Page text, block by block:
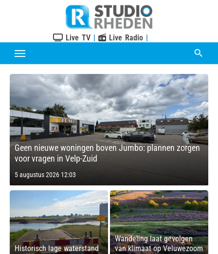
Live TV | Live Radio |
Geen nieuwe woningen boven Jumbo: plannen zorgen
voor vragen in Velp-Zuid
Posted
on
5 augustus 2026 12:03
Historisch lage waterstand
Wandeling laat gevolgen
van klimaat op Veluwezoom